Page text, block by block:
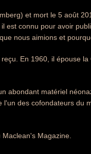
et mort le 5 août
est connu pour avoir
nous aimions et
En 1960, il épouse
abondant matériel
des cofondateurs du
Magazine.